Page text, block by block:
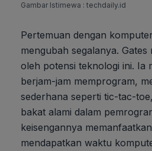
Gambar Istimewa : techdaily.id
Pertemuan dengan
mengubah segalanya.
oleh potensi teknologi ini. Ia
berjam-jam memprogram,
sederhana seperti tic-tac-
bakat alami dalam
keisengannya
mendapatkan waktu